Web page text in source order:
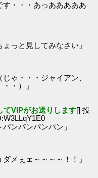
・・・あっあああああ
っと見してみなさい」
ゃ・・・ジャイアン、
・）」
てVIPがお送りします[] 投
ンパンパンパン」
メぇェ～～～～！！」